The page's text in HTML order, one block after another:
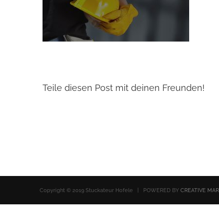
Teile diesen Post mit deinen Freunden!
Copyright © 2019 Stuckateur Hofele | POWERED BYCREATIVE